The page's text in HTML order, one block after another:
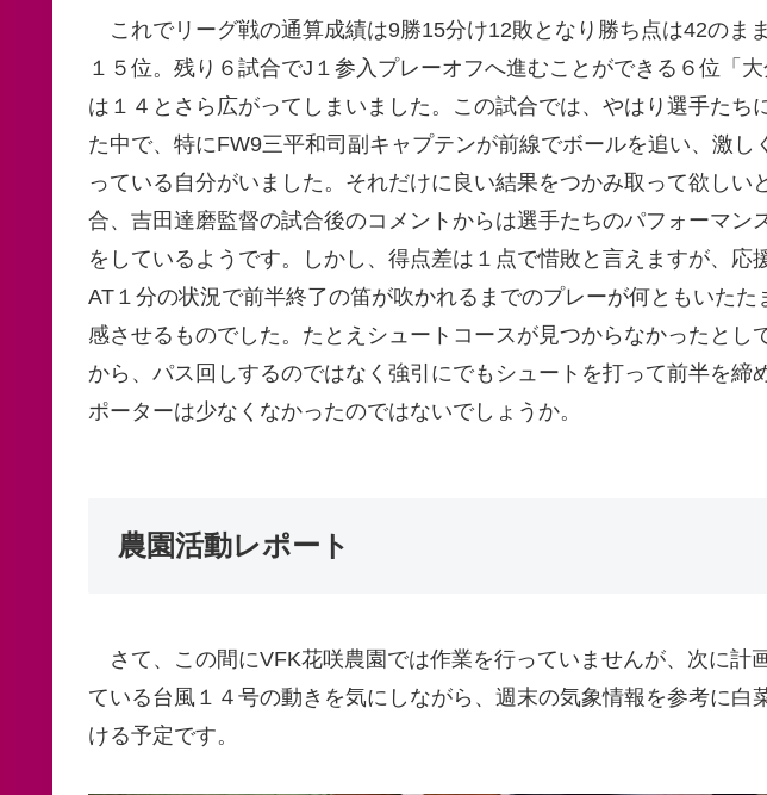
これでリーグ戦の通算成績は9勝15分け12敗となり勝ち点は42のま
１５位。残り６試合でJ１参入プレーオフへ進むことができる６位「
は１４とさら広がってしまいました。この試合では、やはり選手たち
た中で、特にFW9三平和司副キャプテンが前線でボールを追い、激し
っている自分がいました。それだけに良い結果をつかみ取って欲しい
合、吉田達磨監督の試合後のコメントからは選手たちのパフォーマン
をしているようです。しかし、得点差は１点で惜敗と言えますが、応
AT１分の状況で前半終了の笛が吹かれるまでのプレーが何ともいた
感させるものでした。たとえシュートコースが見つからなかったとし
から、パス回しするのではなく強引にでもシュートを打って前半を締
ポーターは少なくなかったのではないでしょうか。
農園活動レポート
さて、この間にVFK花咲農園では作業を行っていませんが、次に計
ている台風１４号の動きを気にしながら、週末の気象情報を参考に白
ける予定です。